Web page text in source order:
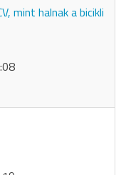
mint halnak a bicikli